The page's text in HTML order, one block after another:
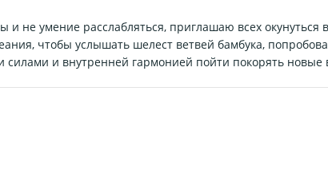
не умение расслабляться, приглашаю всех окунуться
чтобы услышать шелест ветвей бамбука,
силами и внутренней гармонией пойти покорять